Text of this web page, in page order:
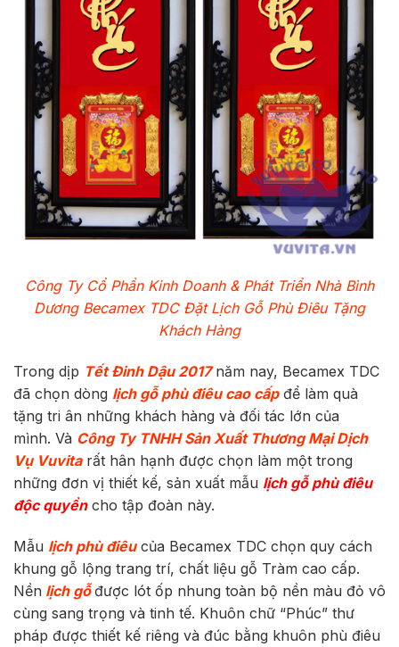
Công Ty Cổ Phần Kinh Doanh & Phát Triển Nhà Bình
Dương Becamex TDC Đặt Lịch Gỗ Phù Điêu Tặng
Khách Hàng
Trong dịp Tết Đinh Dậu 2017năm nay, Becamex TDC
đã chọn dòng lịch gỗ phù điêu cao cấpđể làm quà
tặng tri ân những khách hàng và đối tác lớn của
mình. Và Công Ty TNHH Sản Xuất Thương Mại Dịch
Vụ Vuvitarất hân hạnh được chọn làm một trong
những đơn vị thiết kế, sản xuất mẫu lịch gỗ phù điêu
độc quyềncho tập đoàn này.
Mẫu lịch phù điêucủa Becamex TDC chọn quy cách
khung gỗ lộng trang trí, chất liệu gỗ Tràm cao cấp.
Nền lịch gỗđược lót ốp nhung toàn bộ nền màu đỏ vô
cùng sang trọng và tinh tế. Khuôn chữ “Phúc” thư
pháp được thiết kế riêng và đúc bằng khuôn phù điêu